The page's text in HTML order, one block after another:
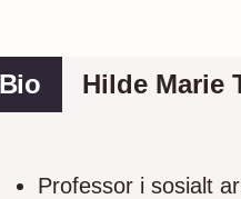
Bio Hilde Marie
Professor i sosialt